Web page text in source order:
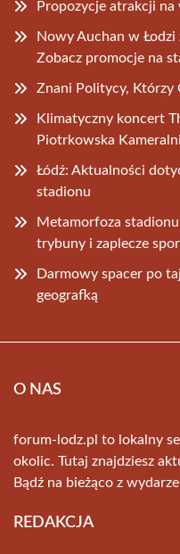
Propozycje atrakcji na
Nowy Auchan w
Zobacz promocje na
Znani Politycy, Którzy
Klimatyczny koncert
Piotrkowska
Łódź: Aktualności
stadionu
Metamorfoza
trybuny i zaplecze
Darmowy spacer po
geografką
O NAS
forum-lodz.pl to lokalny
okolic. Tutaj znajdziesz
Bądź na bieżąco z
REDAKCJA